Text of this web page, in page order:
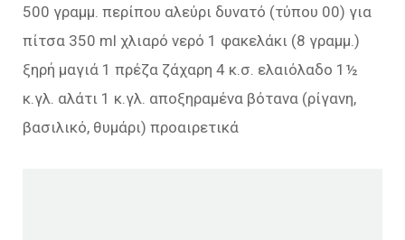
500 γραμμ. περίπου αλεύρι δυνατό (τύπου 00) για
πίτσα 350 ml χλιαρό νερό 1 φακελάκι (8 γραμμ.)
ξηρή μαγιά 1 πρέζα ζάχαρη 4 κ.σ. ελαιόλαδο 1½
κ.γλ. αλάτι 1 κ.γλ. αποξηραμένα βότανα (ρίγανη,
βασιλικό, θυμάρι) προαιρετικά